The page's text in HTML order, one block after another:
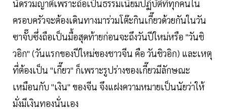
นัดรวมญาติเพราะถือเป็นธรรมเนียมปฏิบัติที่ทุกคนใน
ครอบครัวจะต้องเดินทางมาร่วมโต๊ะกินเกี๊ยวด้วยกันในวัน
ซาจั๊บซึ่งถือเป็นมื้อสุดท้ายก่อนจะถึงวันปีใหม่หรือ "วันชิ
วอิก" (วันแรกของปีใหม่ของชาวจีน คือ วันชิวอิก) และเหตุ
ที่ต้องเป็น "เกี๊ยว" ก็เพราะรูปร่างของเกี๊ยวมีลักษณะ
เหมือนกับ "เงิน" ของจีน จึงแฝงความหมายเป็นนัยว่าให้
มั่งมีเงินทองนั่นเอง